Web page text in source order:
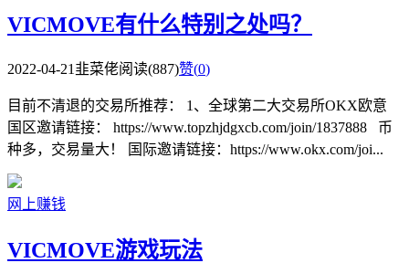
VICMOVE有什么特别之处吗？
2022-04-21 韭菜佬阅读(887)赞(0)
目前不清退的交易所推荐： 1、全球第二大交易所OKX欧意
国区邀请链接： https://www.topzhjdgxcb.com/join/1837888 币
种多，交易量大！ 国际邀请链接：https://www.okx.com/joi...
网上赚钱
VICMOVE游戏玩法